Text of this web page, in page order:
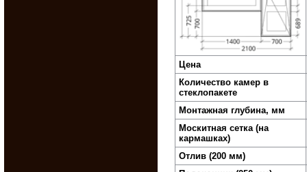
Цена
Количество камер в
стеклопакете
Монтажная глубина, мм
Москитная сетка (на
кармашках)
Отлив (200 мм)